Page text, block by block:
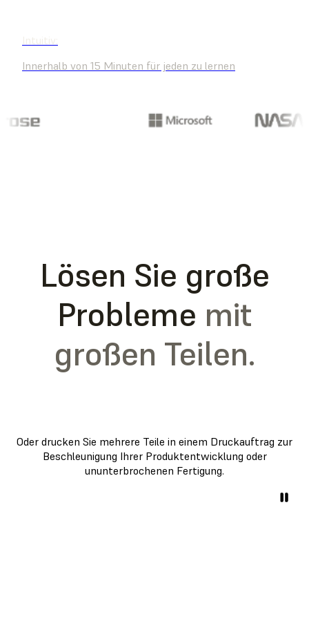
Intuitiv:
Innerhalb von 15 Minuten für jeden zu lernen
Lösen Sie große
Probleme mit
großen Teilen.
Oder drucken Sie mehrere Teile in einem Druckauftrag zur
Beschleunigung Ihrer Produktentwicklung oder
ununterbrochenen Fertigung.